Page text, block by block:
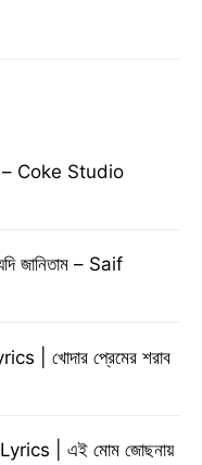
– Coke Studio
– Saif
| খোদার প্রেমের শরাব
| এই মোম জোছনায়